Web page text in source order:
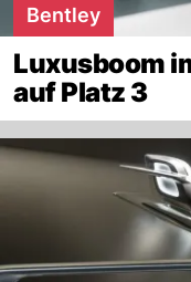
Bentley
Luxusboom
auf Platz 3